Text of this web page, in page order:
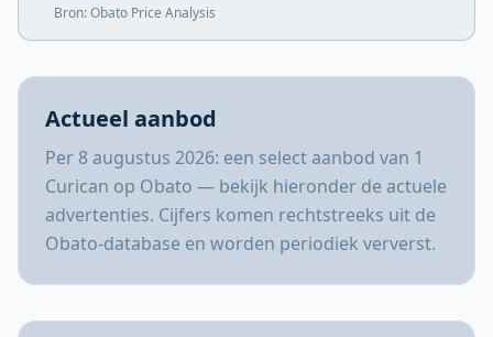
Bron: Obato Price Analysis
Actueel aanbod
Per 8 augustus 2026: een select aanbod van 1
Curican op Obato — bekijk hieronder de actuele
advertenties. Cijfers komen rechtstreeks uit de
Obato-database en worden periodiek ververst.